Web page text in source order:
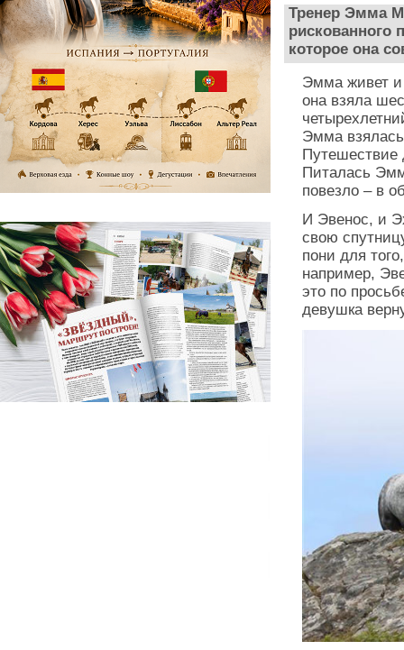
Тренер Эмма
рискованного
которое она
Эмма живет и
она взяла
Эмма
Путешествие
Питалась
повезло – в
И Эвенос, и
свою
пони для
например,
это по
девушка